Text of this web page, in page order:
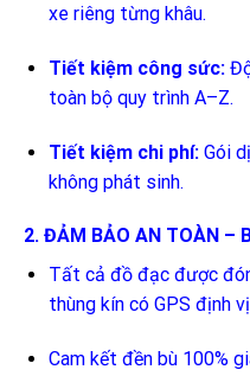
xe riêng từng khâu.
Tiết kiệm công sức:
toàn bộ quy trình A–Z.
Tiết kiệm chi phí:Gói
không phát sinh.
2. ĐẢM BẢO AN TOÀN –
Tất cả đồ đạc được
thùng kín có GPS định
Cam kết đền bù 100%